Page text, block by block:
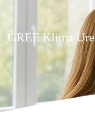
GREE Klima